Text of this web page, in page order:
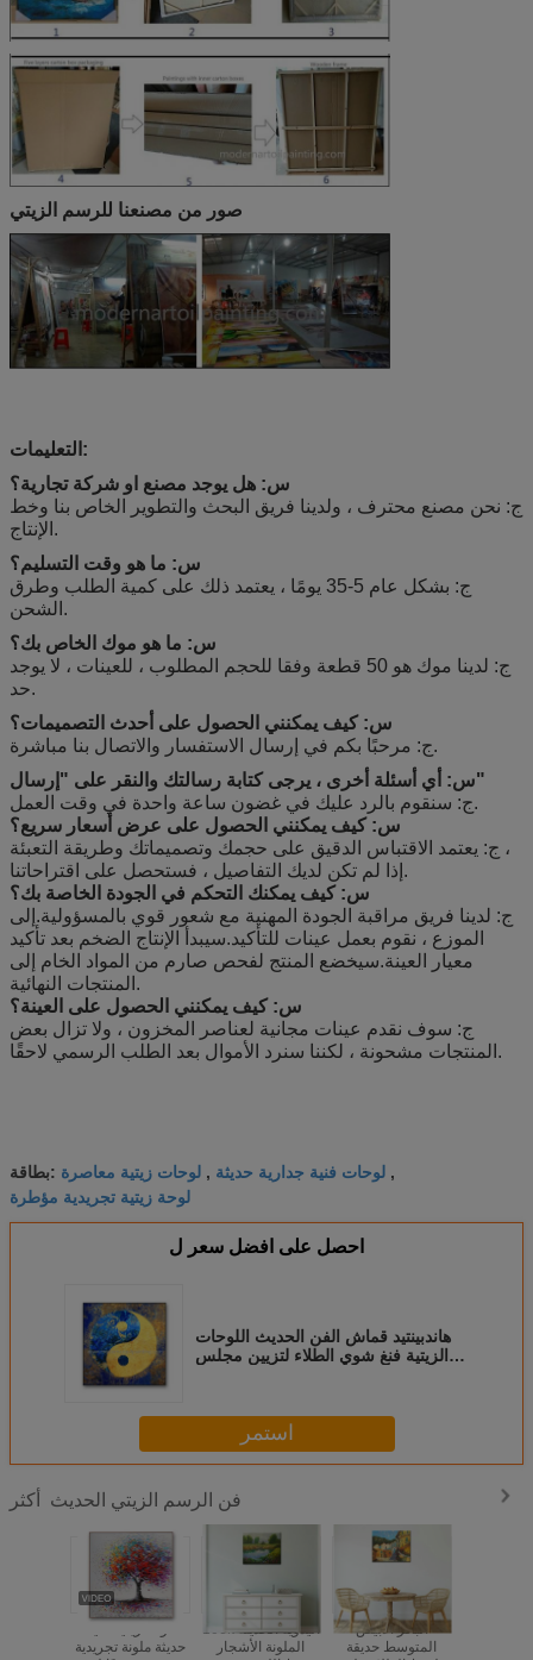
صور من مصنعنا للرسم الزيتي
التعليمات:
س: هل يوجد مصنع او شركة تجارية؟
ج: نحن مصنع محترف ، ولدينا فريق البحث والتطوير الخاص بنا وخط
الإنتاج.
س: ما هو وقت التسليم؟
ج: بشكل عام 5-35 يومًا ، يعتمد ذلك على كمية الطلب وطرق
الشحن.
س: ما هو موك الخاص بك؟
ج: لدينا موك هو 50 قطعة وفقا للحجم المطلوب ، للعينات ، لا يوجد
حد.
س: كيف يمكنني الحصول على أحدث التصميمات؟
ج: مرحبًا بكم في إرسال الاستفسار والاتصال بنا مباشرة.
س: أي أسئلة أخرى ، يرجى كتابة رسالتك والنقر على "إرسال"
ج: سنقوم بالرد عليك في غضون ساعة واحدة في وقت العمل.
س: كيف يمكنني الحصول على عرض أسعار سريع؟
ج: يعتمد الاقتباس الدقيق على حجمك وتصميماتك وطريقة التعبئة ،
إذا لم تكن لديك التفاصيل ، فستحصل على اقتراحاتنا.
س: كيف يمكنك التحكم في الجودة الخاصة بك؟
ج: لدينا فريق مراقبة الجودة المهنية مع شعور قوي بالمسؤولية.إلى
الموزع ، نقوم بعمل عينات للتأكيد.سيبدأ الإنتاج الضخم بعد تأكيد
معيار العينة.سيخضع المنتج لفحص صارم من المواد الخام إلى
المنتجات النهائية.
س: كيف يمكنني الحصول على العينة؟
ج: سوف نقدم عينات مجانية لعناصر المخزون ، ولا تزال بعض
المنتجات مشحونة ، لكننا سنرد الأموال بعد الطلب الرسمي لاحقًا.
بطاقة: لوحات زيتية معاصرة , لوحات فنية جدارية حديثة ,
لوحة زيتية تجريدية مؤطرة
احصل على افضل سعر ل
هاندبينتيد قماش الفن الحديث اللوحات
الزيتية فنغ شوي الطلاء لتزيين مجلس
استمر
فن الرسم الزيتي الحديث
حديثة ملونة تجريدية
الملونة الأشجار
البحر الأبيض
المتوسط ​​حديقة